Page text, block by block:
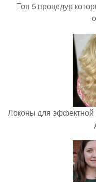
Топ 5 процедур
Локоны для эффектной